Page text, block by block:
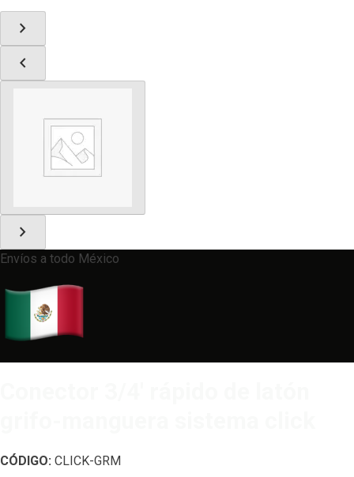
chevron_right
chevron_left
chevron_right
Envíos a todo México
CÓDIGO: CLICK-GRM